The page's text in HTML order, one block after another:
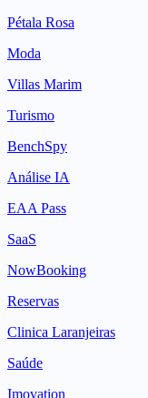
Pétala Rosa
Moda
Villas Marim
Turismo
BenchSpy
Análise IA
EAA Pass
SaaS
NowBooking
Reservas
Clinica Laranjeiras
Saúde
Imovation